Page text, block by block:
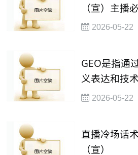
（宣）主播
2026-05-22
GEO是指通
义表达和技
语言模型（
2026-05-22
直播冷场话
（宣）